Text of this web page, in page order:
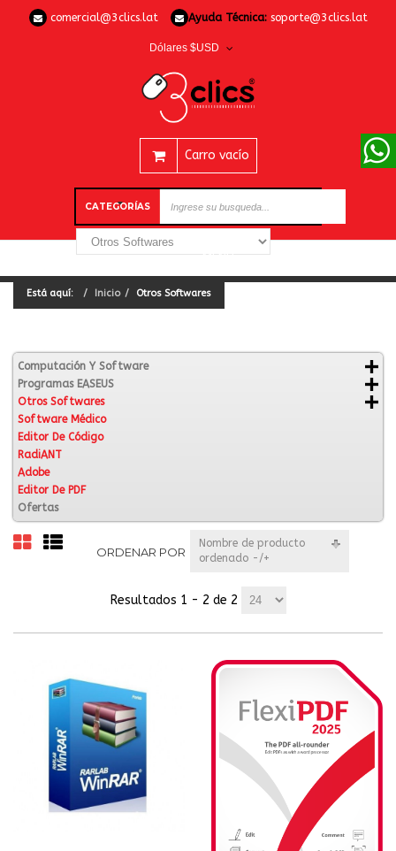
comercial@3clics.lat Ayuda Técnica: soporte@3clics.lat
Dólares $USD
Carro vacío
CATEGORÍAS
Está aquí: Inicio Otros Softwares
Computación Y Software
Programas EASEUS
Otros Softwares
Software Médico
Editor De Código
RadiANT
Adobe
Editor De PDF
Ofertas
ORDENAR POR
Nombre de producto
ordenado -/+
Resultados 1 - 2 de 2